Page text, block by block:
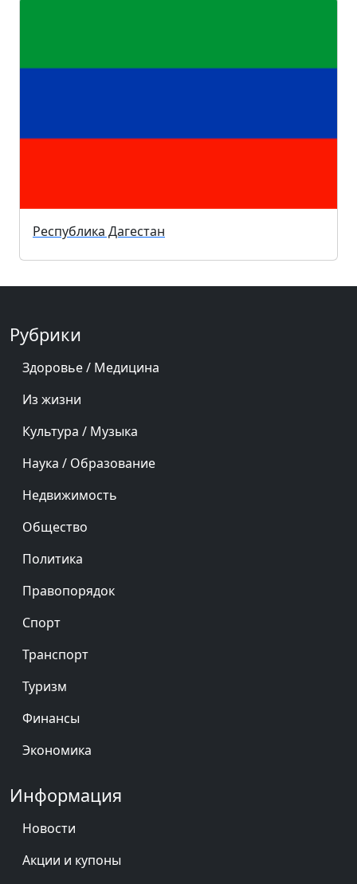
Республика Дагестан
Рубрики
Здоровье / Медицина
Из жизни
Культура / Музыка
Наука / Образование
Недвижимость
Общество
Политика
Правопорядок
Спорт
Транспорт
Туризм
Финансы
Экономика
Информация
Новости
Акции и купоны